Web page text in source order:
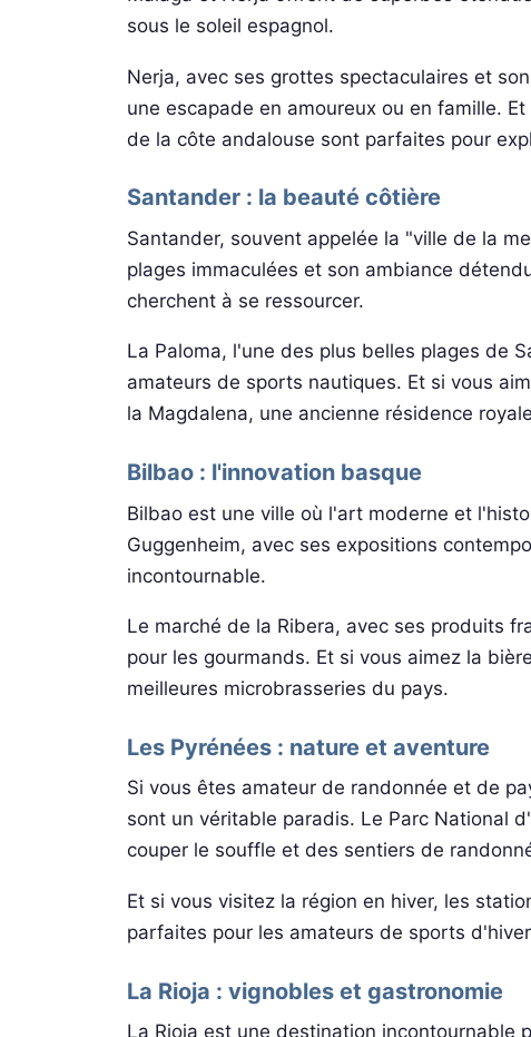
sous le soleil espagnol.
Nerja, avec ses grottes spectaculaires et
une escapade en amoureux ou en famille.
de la côte andalouse sont parfaites pour
Santander : la beauté côtière
Santander, souvent appelée la "ville de la
plages immaculées et son ambiance
cherchent à se ressourcer.
La Paloma, l'une des plus belles plages de
amateurs de sports nautiques. Et si vous
la Magdalena, une ancienne résidence
Bilbao : l'innovation basque
Bilbao est une ville où l'art moderne et
Guggenheim, avec ses expositions
incontournable.
Le marché de la Ribera, avec ses produits
pour les gourmands. Et si vous aimez la
meilleures microbrasseries du pays.
Les Pyrénées : nature et aventure
Si vous êtes amateur de randonnée et de
sont un véritable paradis. Le Parc National
couper le souffle et des sentiers de
Et si vous visitez la région en hiver, les
parfaites pour les amateurs de sports
La Rioja : vignobles et gastronomie
La Rioja est une destination incontournable